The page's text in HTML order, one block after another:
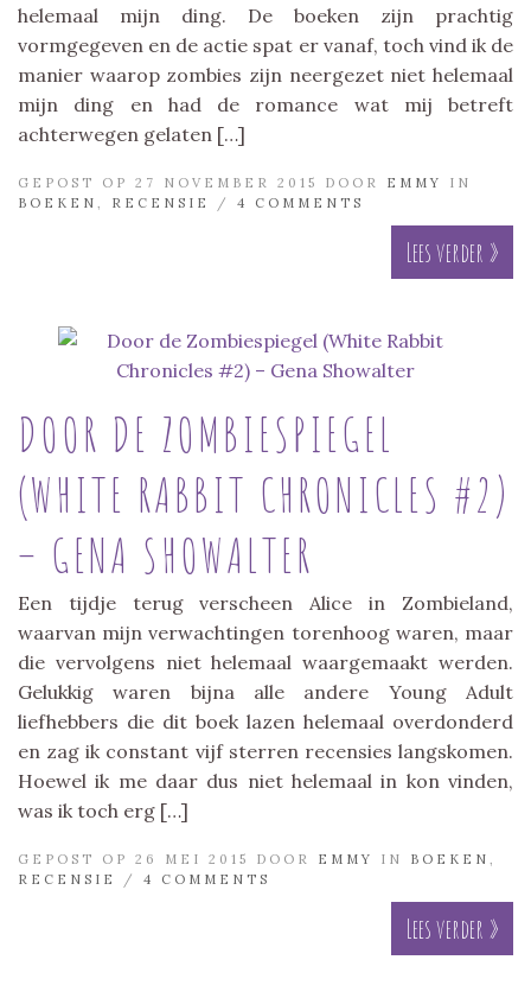
helemaal mijn ding. De boeken zijn prachtig
vormgegeven en de actie spat er vanaf, toch vind ik de
manier waarop zombies zijn neergezet niet helemaal
mijn ding en had de romance wat mij betreft
achterwegen gelaten […]
GEPOST OP 27 NOVEMBER 2015 DOOR EMMY
IN
BOEKEN
RECENSIE / 4 COMMENTS
Lees verder »
DOOR DE ZOMBIESPIEGEL
(WHITE RABBIT CHRONICLES #2)
– GENA SHOWALTER
Een tijdje terug verscheen Alice in Zombieland,
waarvan mijn verwachtingen torenhoog waren, maar
die vervolgens niet helemaal waargemaakt werden.
Gelukkig waren bijna alle andere Young Adult
liefhebbers die dit boek lazen helemaal overdonderd
en zag ik constant vijf sterren recensies langskomen.
Hoewel ik me daar dus niet helemaal in kon vinden,
was ik toch erg […]
GEPOST OP 26 MEI 2015 DOOR EMMY IN BOEKEN
RECENSIE
/ 4 COMMENTS
Lees verder »